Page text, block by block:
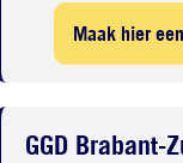
Maak hier
GGD